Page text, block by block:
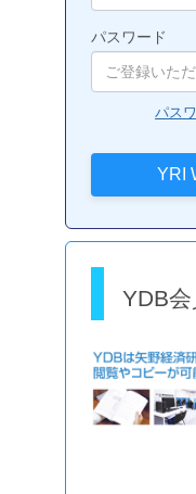
パスワード
パス
YDB